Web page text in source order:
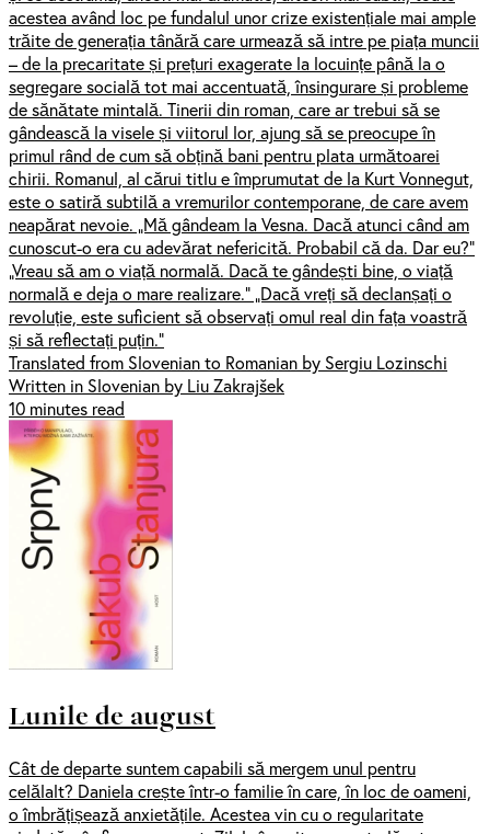
acestea având loc pe fundalul unor crize existențiale mai ample
trăite de generația tânără care urmează să intre pe piața muncii
– de la precaritate și prețuri exagerate la locuințe până la o
segregare socială tot mai accentuată, însingurare și probleme
de sănătate mintală. Tinerii din roman, care ar trebui să se
gândească la visele și viitorul lor, ajung să se preocupe în
primul rând de cum să obțină bani pentru plata următoarei
chirii. Romanul, al cărui titlu e împrumutat de la Kurt Vonnegut,
este o satiră subtilă a vremurilor contemporane, de care avem
neapărat nevoie. „Mă gândeam la Vesna. Dacă atunci când am
cunoscut-o era cu adevărat nefericită. Probabil că da. Dar eu?”
„Vreau să am o viață normală. Dacă te gândești bine, o viață
normală e deja o mare realizare.” „Dacă vreți să declanșați o
revoluție, este suficient să observați omul real din fața voastră
și să reflectați puțin.”
Translated from Slovenian to Romanian by Sergiu Lozinschi
Written in Slovenian by Liu Zakrajšek
10 minutes read
Lunile de august
Cât de departe suntem capabili să mergem unul pentru
celălalt? Daniela crește într-o familie în care, în loc de oameni,
o îmbrățișează anxietățile. Acestea vin cu o regularitate